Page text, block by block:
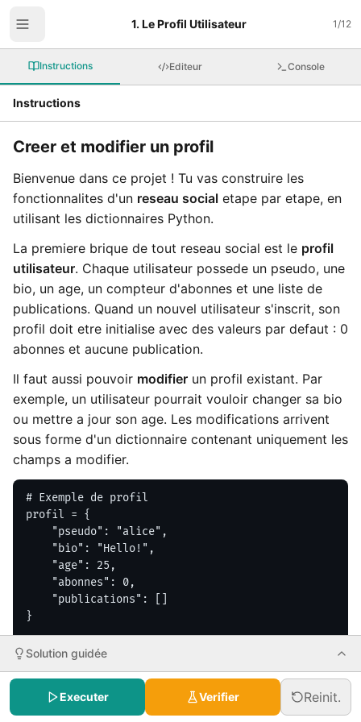
1. Le Profil Utilisateur 1/12
Instructions Editeur Console
Instructions
Creer et modifier un profil
Bienvenue dans ce projet ! Tu vas construire les
fonctionnalites d'un reseau social etape par etape, en
utilisant les dictionnaires Python.
La premiere brique de tout reseau social est le profil
utilisateur. Chaque utilisateur possede un pseudo, une
bio, un age, un compteur d'abonnes et une liste de
publications. Quand un nouvel utilisateur s'inscrit, son
profil doit etre initialise avec des valeurs par defaut : 0
abonnes et aucune publication.
Il faut aussi pouvoir modifier un profil existant. Par
exemple, un utilisateur pourrait vouloir changer sa bio
ou mettre a jour son age. Les modifications arrivent
sous forme d'un dictionnaire contenant uniquement les
champs a modifier.
# Exemple de profil
profil = {
    "pseudo": "alice",
    "bio": "Hello!",
    "age": 25,
    "abonnes": 0,
    "publications": []
}
# Exemple de modifications
Solution guidée
Executer Verifier Reinit.